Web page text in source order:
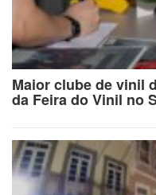
Maior clube de vinil
da Feira do Vinil no